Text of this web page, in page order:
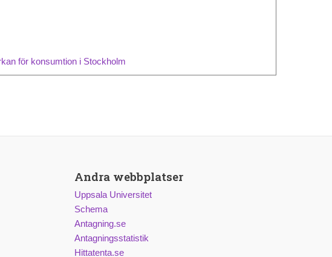
för konsumtion i Stockholm
Andra webbplatser
Uppsala Universitet
Schema
Antagning.se
Antagningsstatistik
Hittatenta.se